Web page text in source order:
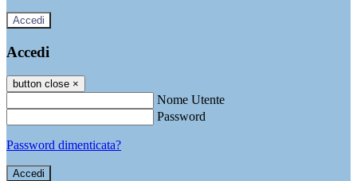
Accedi
Accedi
button close ×
Nome Utente
Password
Password dimenticata?